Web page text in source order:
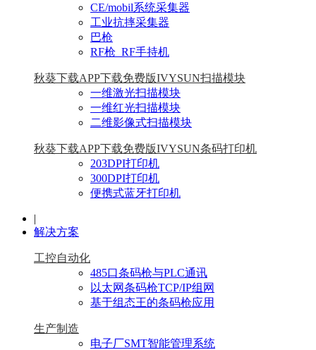
CE/mobil系统采集器
工业抗摔采集器
巴枪
RF枪_RF手持机
秋葵下载APP下载免费版IVYSUN扫描模块
一维激光扫描模块
一维红光扫描模块
二维影像式扫描模块
秋葵下载APP下载免费版IVYSUN条码打印机
203DPI打印机
300DPI打印机
便携式蓝牙打印机
|
解决方案
工控自动化
485口条码枪与PLC通讯
以太网条码枪TCP/IP组网
基于组态王的条码枪应用
生产制造
电子厂SMT智能管理系统